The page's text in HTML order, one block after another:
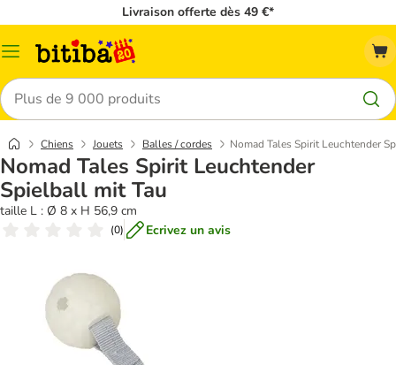
Livraison offerte dès 49 €*
Menu
Rechercher
Chiens Jouets Balles / cordes Nomad Tales Spirit Leuchtender
Nomad Tales Spirit Leuchtender
Spielball mit Tau
taille L : Ø 8 x H 56,9 cm
(0) Ecrivez un avis